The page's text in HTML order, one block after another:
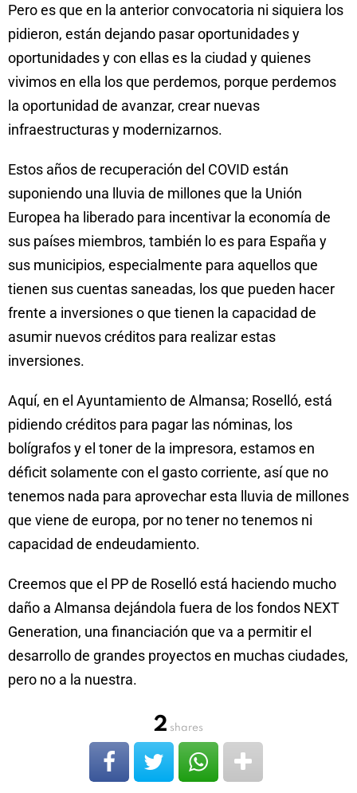
Pero es que en la anterior convocatoria ni siquiera los
pidieron, están dejando pasar oportunidades y
oportunidades y con ellas es la ciudad y quienes
vivimos en ella los que perdemos, porque perdemos
la oportunidad de avanzar, crear nuevas
infraestructuras y modernizarnos.
Estos años de recuperación del COVID están
suponiendo una lluvia de millones que la Unión
Europea ha liberado para incentivar la economía de
sus países miembros, también lo es para España y
sus municipios, especialmente para aquellos que
tienen sus cuentas saneadas, los que pueden hacer
frente a inversiones o que tienen la capacidad de
asumir nuevos créditos para realizar estas
inversiones.
Aquí, en el Ayuntamiento de Almansa; Roselló, está
pidiendo créditos para pagar las nóminas, los
bolígrafos y el toner de la impresora, estamos en
déficit solamente con el gasto corriente, así que no
tenemos nada para aprovechar esta lluvia de millones
que viene de europa, por no tener no tenemos ni
capacidad de endeudamiento.
Creemos que el PP de Roselló está haciendo mucho
daño a Almansa dejándola fuera de los fondos NEXT
Generation, una financiación que va a permitir el
desarrollo de grandes proyectos en muchas ciudades,
pero no a la nuestra.
2 shares